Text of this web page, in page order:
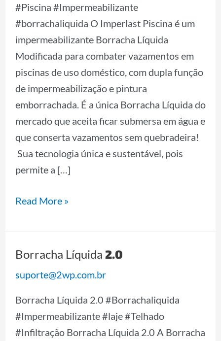
#Piscina #Impermeabilizante
#borrachaliquida O Imperlast Piscina é um
impermeabilizante Borracha Líquida
Modificada para combater vazamentos em
piscinas de uso doméstico, com dupla função
de impermeabilização e pintura
emborrachada. É a única Borracha Líquida do
mercado que aceita ficar submersa em água e
que conserta vazamentos sem quebradeira!
Sua tecnologia única e sustentável, pois
permite a […]
Read More »
Borracha Líquida 2.0
suporte@2wp.com.br
Borracha Líquida 2.0 #Borrachaliquida
#Impermeabilizante #laje #Telhado
#Infiltração Borracha Líquida 2.0 A Borracha
Borracha
Líquida